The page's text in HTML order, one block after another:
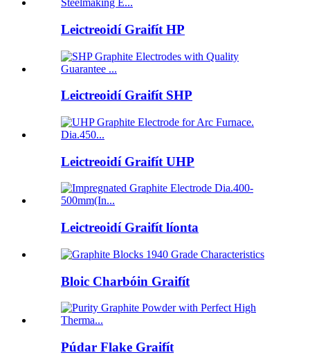
Leictreoidí Graifít HP
Leictreoidí Graifít SHP
Leictreoidí Graifít UHP
Leictreoidí Graifít líonta
Bloic Charbóin Graifít
Púdar Flake Graifít